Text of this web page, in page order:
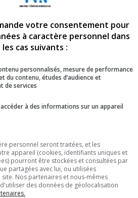
de travail prolongé d’un an pour
votre consentement pour
à caractère personnel dans
les cas suivants :
personnalisés, mesure de performance
du contenu, études d’audience et
de services
à des informations sur un appareil
personnel seront traitées, et les
appareil (cookies, identifiants uniques et
pourront être stockées et consultées par
partagées avec lui, ou utilisées
Nos partenaires et nous-mêmes
des données de géolocalisation